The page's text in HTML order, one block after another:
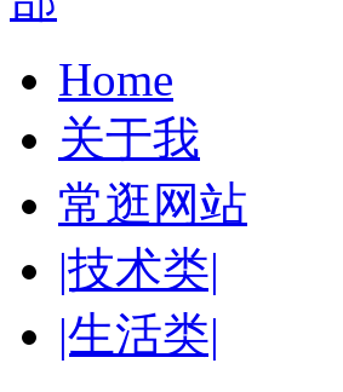
Home
关于我
常逛网站
|技术类|
|生活类|